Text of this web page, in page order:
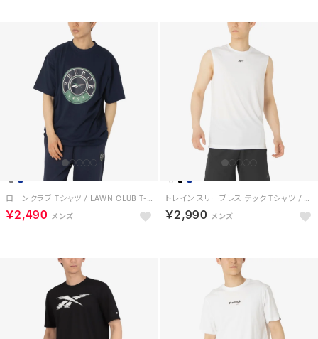
ローンクラブ Tシャツ / LAWN CLUB T-SHIRT （ネイビー）
￥2,490
トレイン スリーブレス テック Tシャツ / ID TRAIN SLVLS TECH TEE （ホワイト）
￥2,990